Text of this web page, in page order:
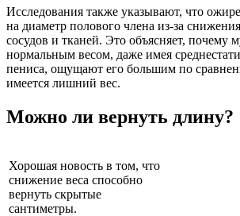
Исследования также указывают, что
на диаметр полового члена из-за
сосудов и тканей. Это объясняет, почему
нормальным весом, даже имея
пениса, ощущают его большим по
имеется лишний вес.
Можно ли вернуть длину?
Хорошая новость в том, что
снижение веса способно
вернуть скрытые
сантиметры.